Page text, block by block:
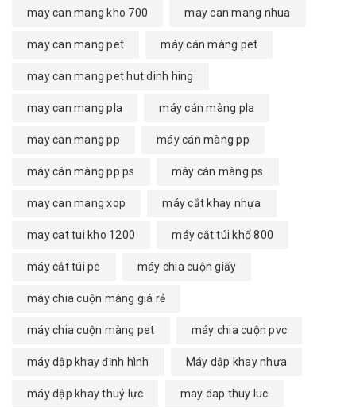
may can mang kho 700 may can mang nhua
may can mang pet máy cán màng pet
may can mang pet hut dinh hing
may can mang pla máy cán màng pla
may can mang pp máy cán màng pp
máy cán màng pp ps máy cán màng ps
may can mang xop máy cắt khay nhựa
may cat tui kho 1200 máy cắt túi khổ 800
máy cắt túi pe máy chia cuộn giấy
máy chia cuộn màng giá rẻ
máy chia cuộn màng pet máy chia cuộn pvc
máy dập khay định hình Máy dập khay nhựa
máy dập khay thuỷ lực may dap thuy luc